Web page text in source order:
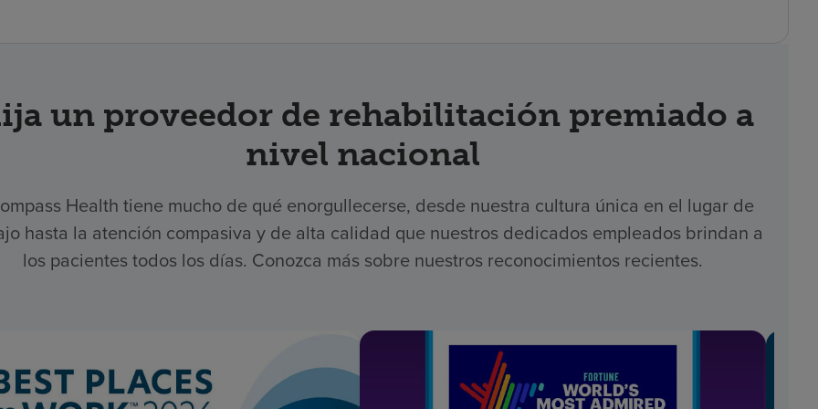
un proveedor de rehabilitación premiado a
nivel nacional
Health tiene mucho de qué enorgullecerse, desde nuestra cultura única en el lugar de
hasta la atención compasiva y de alta calidad que nuestros dedicados empleados brindan a
los pacientes todos los días. Conozca más sobre nuestros reconocimientos recientes.